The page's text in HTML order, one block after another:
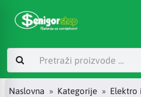
Naslovna Kategorije
Elektro